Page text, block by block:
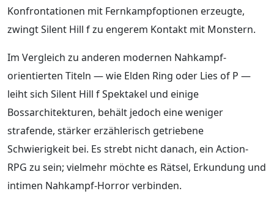
Konfrontationen mit Fernkampfoptionen erzeugte,
zwingt Silent Hill f zu engerem Kontakt mit Monstern.
Im Vergleich zu anderen modernen Nahkampf-
orientierten Titeln — wie Elden Ring oder Lies of P —
leiht sich Silent Hill f Spektakel und einige
Bossarchitekturen, behält jedoch eine weniger
strafende, stärker erzählerisch getriebene
Schwierigkeit bei. Es strebt nicht danach, ein Action-
RPG zu sein; vielmehr möchte es Rätsel, Erkundung und
intimen Nahkampf-Horror verbinden.